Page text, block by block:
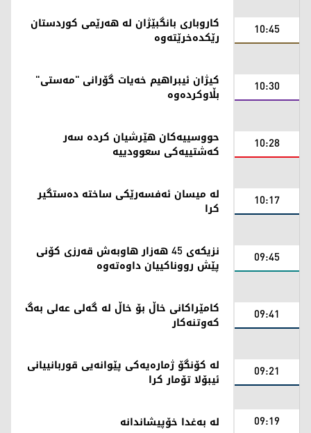
10:45 کاروباری بانگبێژان لە هەرێمی کوردستان
رێکدەخرێتەوە
10:30 کیژان ئیبراهیم خەیات گۆرانی "مەستی"
بڵاوکردەوە
10:28 حووسییەکان هێرشیان کردە سەر
کەشتییەکی سعوودییە
10:17 لە میسان ئەفسەرێکی ساختە دەستگیر
کرا
09:45 نزیکەی 45 هەزار هاوبەش قەرزی کۆنی
پێش رووناکییان داوەتەوە
09:41 کامێراکانی خاڵ بۆ خاڵ لە گەلی عەلی بەگ
کەوتنەکار
09:21 لە کۆنگۆ ژمارەیەکی پێوانەیی قوربانییانی
ئیبۆلا تۆمار کرا
09:19 لە بەغدا خۆپیشاندانە